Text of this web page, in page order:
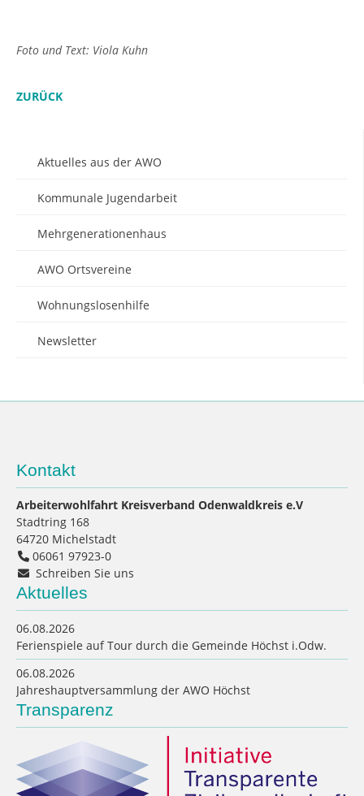
Foto und Text: Viola Kuhn
ZURÜCK
Aktuelles aus der AWO
Kommunale Jugendarbeit
Mehrgenerationenhaus
AWO Ortsvereine
Wohnungslosenhilfe
Newsletter
Kontakt
Arbeiterwohlfahrt Kreisverband Odenwaldkreis e.V
Stadtring 168
64720 Michelstadt
06061 97923-0
Schreiben Sie uns
Aktuelles
06.08.2026
Ferienspiele auf Tour durch die Gemeinde Höchst i.Odw.
06.08.2026
Jahreshauptversammlung der AWO Höchst
Transparenz